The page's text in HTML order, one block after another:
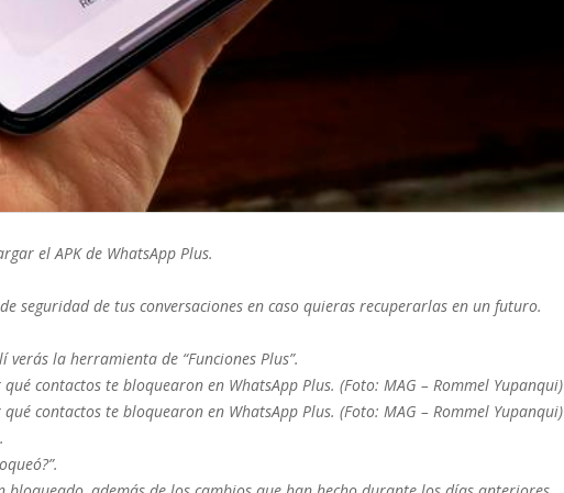
el APK de WhatsApp Plus.
seguridad de tus conversaciones en caso quieras recuperarlas en un futuro.
la herramienta de “Funciones Plus”.
contactos te bloquearon en WhatsApp Plus. (Foto: MAG – Rommel Yupanqui)
contactos te bloquearon en WhatsApp Plus. (Foto: MAG – Rommel Yupanqui)